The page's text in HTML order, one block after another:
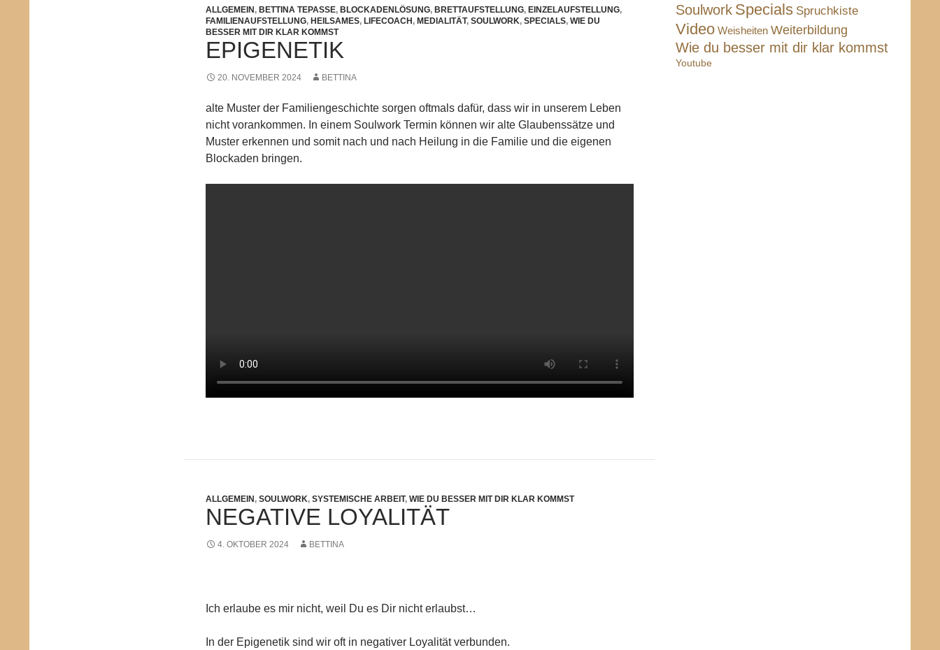
ALLGEMEIN , BETTINA TEPASSE, BLOCKADENLÖSUNG, BRETTAUFSTELLUNG, EINZELAUFSTELLUNG,
FAMILIENAUFSTELLUNG, HEILSAMES, LIFECOACH , MEDIALITÄT, SOULWORK, SPECIALS, WIE DU
BESSER MIT DIR KLAR KOMMST
EPIGENETIK
20. NOVEMBER 2024 BETTINA
alte Muster der Familiengeschichte sorgen oftmals dafür, dass wir in unserem Leben
nicht vorankommen. In einem Soulwork Termin können wir alte Glaubenssätze und
Muster erkennen und somit nach und nach Heilung in die Familie und die eigenen
Blockaden bringen.
ALLGEMEIN , SOULWORK, SYSTEMISCHE ARBEIT, WIE DU BESSER MIT DIR KLAR KOMMST
NEGATIVE LOYALITÄT
4. OKTOBER 2024 BETTINA
Ich erlaube es mir nicht, weil Du es Dir nicht erlaubst…
In der Epigenetik sind wir oft in negativer Loyalität verbunden.
Soulwork Specials Spruchkiste
Video Weisheiten Weiterbildung
Wie du besser mit dir klar kommst
Youtube